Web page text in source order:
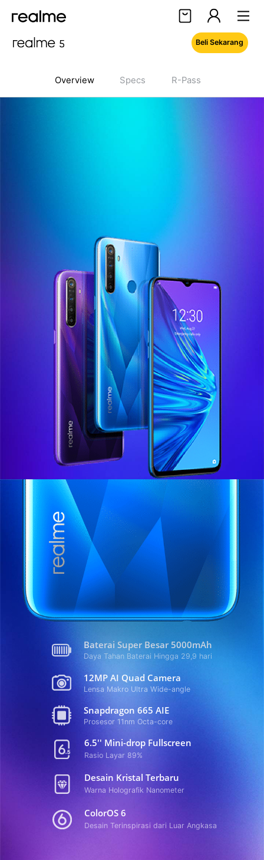
Overview
Specs R-Pass
Beli Sekarang
Baterai Super Besar 5000mAh
Daya Tahan Baterai Hingga 29,9 hari
12MP AI Quad Camera
Lensa Makro Ultra Wide-angle
Snapdragon 665 AIE
Prosesor 11nm Octa-core
6.5'' Mini-drop Fullscreen
Rasio Layar 89%
Desain Kristal Terbaru
Warna Holografik Nanometer
ColorOS 6
Desain Terinspirasi dari Luar Angkasa